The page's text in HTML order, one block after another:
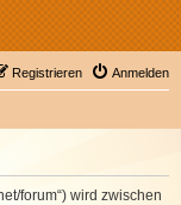
Anmelden
Registrieren
forum“) wird zwischen